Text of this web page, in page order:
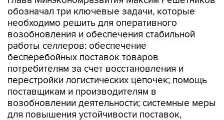
обозначал три ключевые задачи, которые
необходимо решить для оперативного
возобновления и обеспечения стабильной
работы селлеров: обеспечение
бесперебойных поставок товаров
потребителям за счет восстановления и
перестройки логистических цепочек; помощь
поставщикам и производителям в
возобновлении деятельности; системные меры
для повышения устойчивости поставок,